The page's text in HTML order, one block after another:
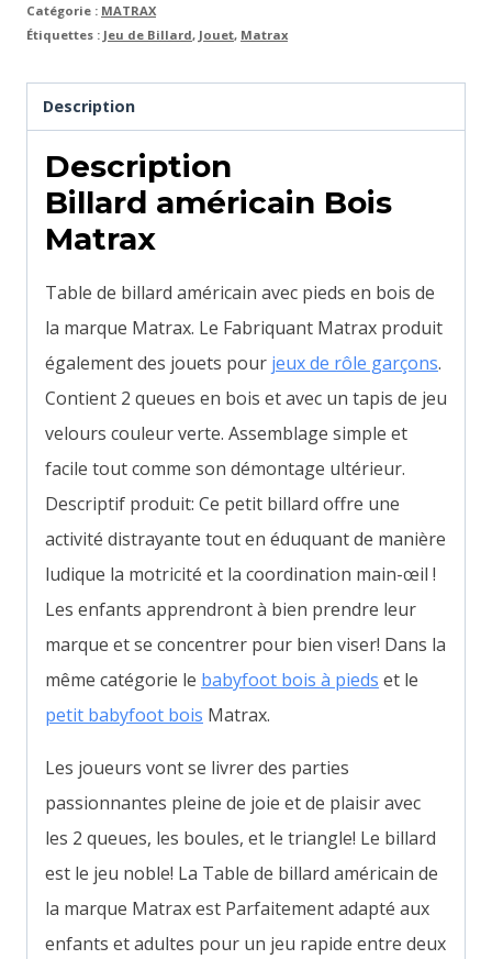
Catégorie : MATRAX
Étiquettes : Jeu de Billard, Jouet, Matrax
Description
Description
Billard américain Bois
Matrax
Table de billard américain avec pieds en bois de
la marque Matrax. Le Fabriquant Matrax produit
également des jouets pour jeux de rôle garçons.
Contient 2 queues en bois et avec un tapis de jeu
velours couleur verte. Assemblage simple et
facile tout comme son démontage ultérieur.
Descriptif produit: Ce petit billard offre une
activité distrayante tout en éduquant de manière
ludique la motricité et la coordination main-œil !
Les enfants apprendront à bien prendre leur
marque et se concentrer pour bien viser! Dans la
même catégorie le babyfoot bois à pieds et le
petit babyfoot bois Matrax.
Les joueurs vont se livrer des parties
passionnantes pleine de joie et de plaisir avec
les 2 queues, les boules, et le triangle! Le billard
est le jeu noble! La Table de billard américain de
la marque Matrax est Parfaitement adapté aux
enfants et adultes pour un jeu rapide entre deux